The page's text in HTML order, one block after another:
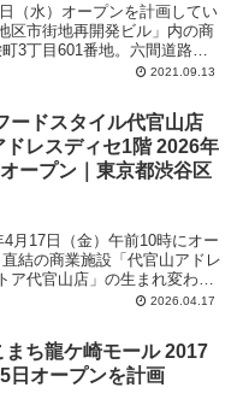
（水）オープンを計画してい
区市街地再開発ビル」内の商
3丁目601番地。六間道路沿
い側あたり。建物の高さ100
2021.09.13
ードスタイル代官山店
ドレスディセ1階 2026年
ープン｜東京都渋谷区
月17日（金）午前10時にオー
結の商業施設「代官山アドレ
ア代官山店」の生まれ変わ
間：10:00～22:00。2026.04.17
まち龍ケ崎モール 2017
日オープンを計画